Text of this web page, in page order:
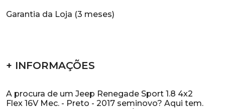
Garantia da Loja (3 meses)
+ INFORMAÇÕES
A procura de um Jeep Renegade Sport 1.8 4x2
Flex 16V Mec. - Preto - 2017 seminovo? Aqui tem.